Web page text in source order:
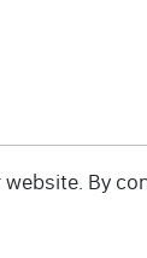
By